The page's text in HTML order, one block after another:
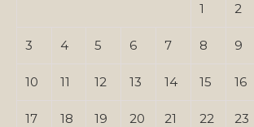
1 2
3 4 5 6 7 8 9
10 11 12 13 14 15 16
17 18 19 20 21 22 23